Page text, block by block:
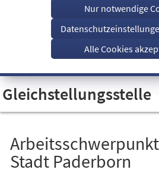
Visuelle
Assistenzsoftware
öffnen.
einem
Tab)
Nur notwendige
Alle Cookies
Gleichstellungsstelle
Stadt Paderborn